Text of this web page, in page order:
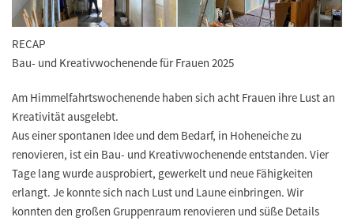
RECAP
Bau- und Kreativwochenende für Frauen 2025
Am Himmelfahrtswochenende haben sich acht Frauen ihre Lust an
Kreativität ausgelebt.
Aus einer spontanen Idee und dem Bedarf, in Hoheneiche zu
renovieren, ist ein Bau- und Kreativwochenende entstanden. Vier
Tage lang wurde ausprobiert, gewerkelt und neue Fähigkeiten
erlangt. Je konnte sich nach Lust und Laune einbringen. Wir
konnten den großen Gruppenraum renovieren und süße Details